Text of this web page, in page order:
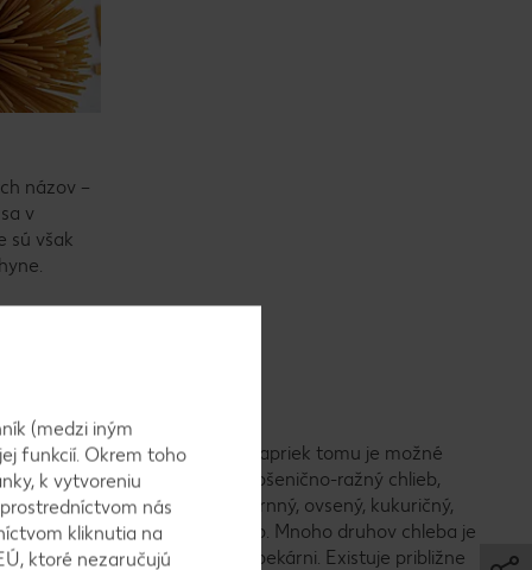
názov –
v
sú však
a sezónne varianty, ale napriek tomu je možné
chlieb, ražný chlieb, miešaný pšenično-ražný chlieb,
chleby ako trojzrnný, štvorzrnný, ovsený, kukuričný,
korením alebo tvarohový chlieb. Mnoho druhov chleba je
je možné dostať v každej pekárni. Existuje približne
(medzi iným
funkcií. Okrem toho
k vytvoreniu
nás
kliknutia na
ktoré nezaručujú